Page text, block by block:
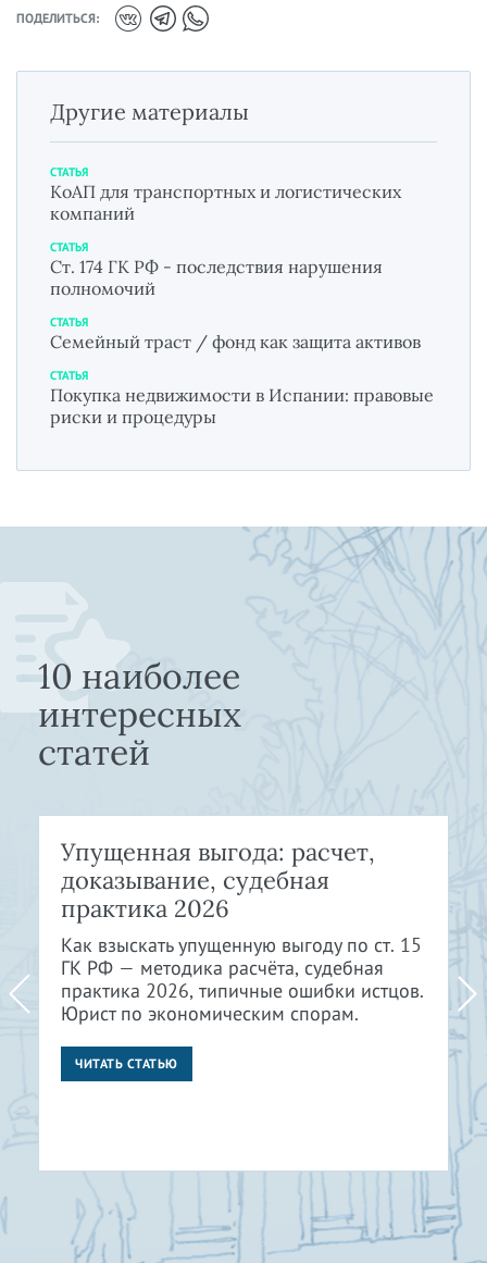
ПОДЕЛИТЬСЯ:
Другие материалы
СТАТЬЯ
КоАП для транспортных и логистических
компаний
СТАТЬЯ
Ст. 174 ГК РФ - последствия нарушения
полномочий
СТАТЬЯ
Семейный траст / фонд как защита активов
СТАТЬЯ
Покупка недвижимости в Испании: правовые
риски и процедуры
10 наиболее
интересных
статей
Упущенная выгода: расчет,
доказывание, судебная
практика 2026
Как взыскать упущенную выгоду по ст. 15
ГК РФ — методика расчёта, судебная
практика 2026, типичные ошибки истцов.
Юрист по экономическим спорам.
ЧИТАТЬ СТАТЬЮ